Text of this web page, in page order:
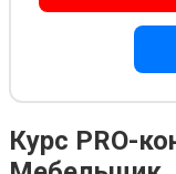
Курс PRO-